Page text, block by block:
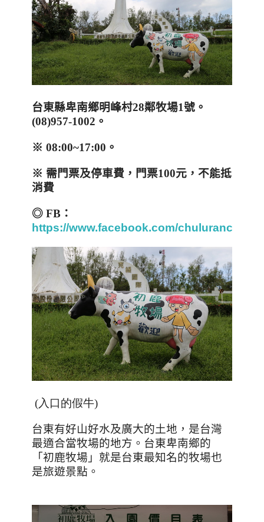
台東縣卑南鄉明峰村28鄰牧場1號。
(08)957-1002 。
※ 08:00~17:00 。
※ 需門票及停車費，門票100元，不能抵
消費
◎ FB ：
https://www.facebook.com/chuluranch/
(入口的假牛)
台東有好山好水及廣大的土地，是台灣
最適合當牧場的地方。台東卑南鄉的
「初鹿牧場」就是台東最知名的牧場也
是旅遊景點。